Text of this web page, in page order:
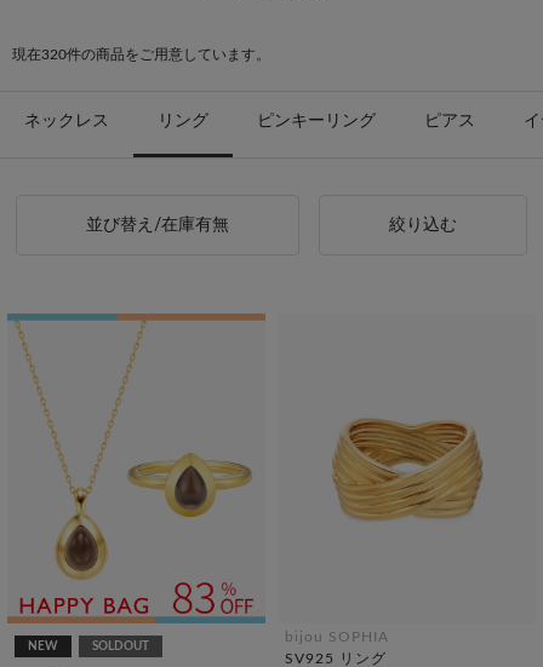
現在320件の商品をご用意しています。
ネックレス リング ピンキーリング ピアス
並び替え/在庫有無 絞り込む
NEW SOLDOUT
bijou SOPHIA
SV925 リング